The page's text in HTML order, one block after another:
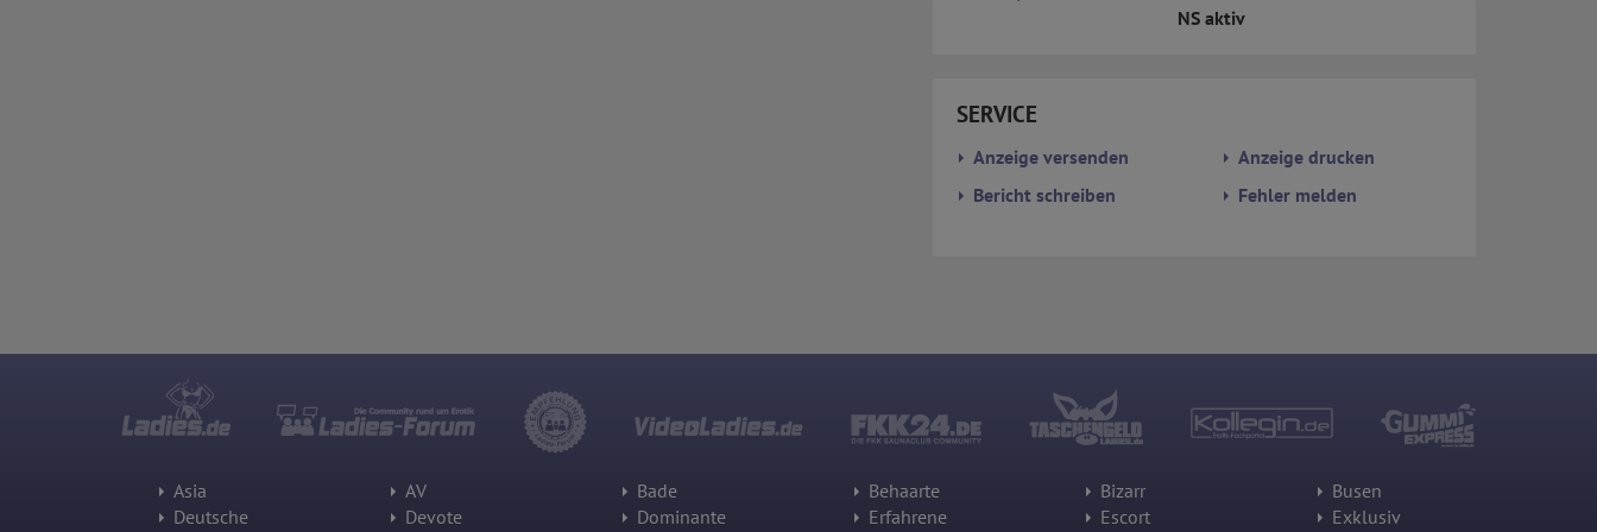
oder in anderen Vertragsstaaten des Abkommens über den
Europäischen Wirtschaftsraum gekürzt, dies bedeutet, dass alle
IP-Adresse an einen Server von Google in den USA übertragen und dort
wird nicht mit anderen Daten von Google zusammengeführt.
Auflösung des Computers
Webseite)
Welche Dateien wurden heruntergeladen?
Welche Videos angeschaut?
Wurden Werbebanner angeklickt?
oder hat er sie komplett verlassen?
NS aktiv
SERVICE
Anzeige versenden
Anzeige drucken
Bericht schreiben
Fehler melden
Asia AV Bade Behaarte Bizarr
Busen
Deutsche
Devote Dominante Erfahrene Escort
Exklusiv